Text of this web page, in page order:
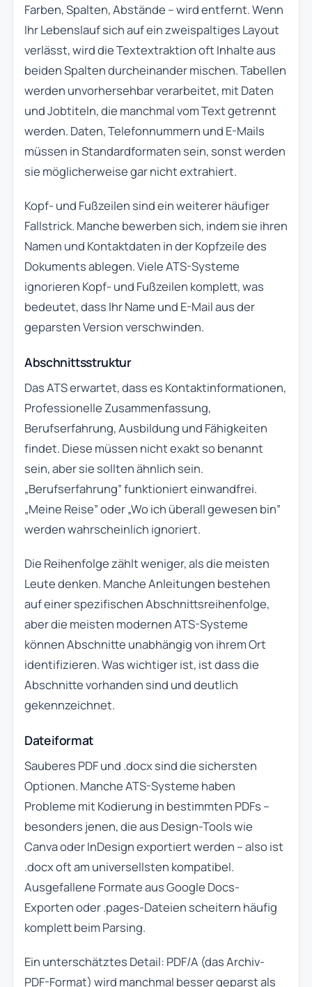
Farben, Spalten, Abstände – wird entfernt. Wenn
Ihr Lebenslauf sich auf ein zweispaltiges Layout
verlässt, wird die Textextraktion oft Inhalte aus
beiden Spalten durcheinander mischen. Tabellen
werden unvorhersehbar verarbeitet, mit Daten
und Jobtiteln, die manchmal vom Text getrennt
werden. Daten, Telefonnummern und E-Mails
müssen in Standardformaten sein, sonst werden
sie möglicherweise gar nicht extrahiert.
Kopf- und Fußzeilen sind ein weiterer häufiger
Fallstrick. Manche bewerben sich, indem sie ihren
Namen und Kontaktdaten in der Kopfzeile des
Dokuments ablegen. Viele ATS-Systeme
ignorieren Kopf- und Fußzeilen komplett, was
bedeutet, dass Ihr Name und E-Mail aus der
geparsten Version verschwinden.
Abschnittsstruktur
Das ATS erwartet, dass es Kontaktinformationen,
Professionelle Zusammenfassung,
Berufserfahrung, Ausbildung und Fähigkeiten
findet. Diese müssen nicht exakt so benannt
sein, aber sie sollten ähnlich sein.
„Berufserfahrung” funktioniert einwandfrei.
„Meine Reise” oder „Wo ich überall gewesen bin”
werden wahrscheinlich ignoriert.
Die Reihenfolge zählt weniger, als die meisten
Leute denken. Manche Anleitungen bestehen
auf einer spezifischen Abschnittsreihenfolge,
aber die meisten modernen ATS-Systeme
können Abschnitte unabhängig von ihrem Ort
identifizieren. Was wichtiger ist, ist dass die
Abschnitte vorhanden sind und deutlich
gekennzeichnet.
Dateiformat
Sauberes PDF und .docx sind die sichersten
Optionen. Manche ATS-Systeme haben
Probleme mit Kodierung in bestimmten PDFs –
besonders jenen, die aus Design-Tools wie
Canva oder InDesign exportiert werden – also ist
.docx oft am universellsten kompatibel.
Ausgefallene Formate aus Google Docs-
Exporten oder .pages-Dateien scheitern häufig
komplett beim Parsing.
Ein unterschätztes Detail: PDF/A (das Archiv-
PDF-Format) wird manchmal besser geparst als